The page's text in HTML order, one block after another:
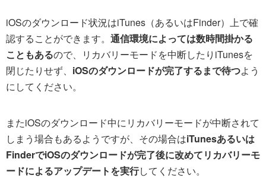
iOSのダウンロード状況はiTunes（あるいはFinder）上で確
認することができます。 通信環境によっては数時間掛かる
こともあるので、リカバリーモードを中断したりiTunesを
閉じたりせず、 iOSのダウンロードが完了するまで待つよう
にしてください。
またiOSのダウンロード中にリカバリーモードが中断されて
しまう場合もあるようですが、その場合はiTunesあるいは
FinderでiOSのダウンロードが完了後に改めてリカバリーモ
ードによるアップデートを実行してください。